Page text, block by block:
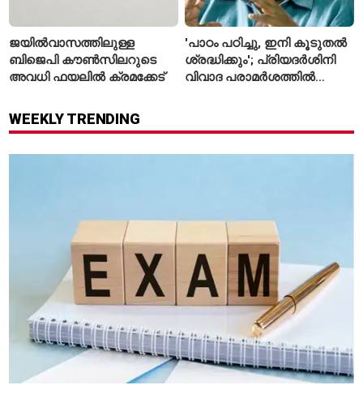
ജയിൽവാസത്തിലുള്ള
ബിജെപി കൗൺസിലറുടെ
അവധി ഫയലിൽ ക്രമക്കേട്
'പാഠം പഠിച്ചു, ഇനി കൂടുതൽ
ശ്രദ്ധിക്കും'; പ്രിയദർശിനി
വിവാദ പരാമർശത്തിൽ
WEEKLY TRENDING